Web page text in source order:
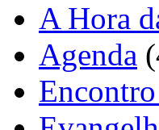
A Hora
Agenda